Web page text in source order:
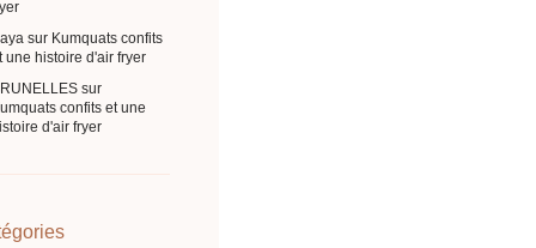
sur Kumquats confits
une histoire d'air fryer
sur
confits et une
d'air fryer